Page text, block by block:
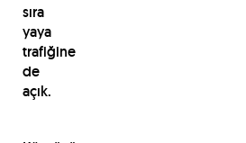
sıra
yaya
trafiğine
de
açık.